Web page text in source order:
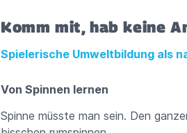
Komm mit, hab keine
Spielerische Umweltbildung als
Von Spinnen lernen
Spinne müsste man sein. Den